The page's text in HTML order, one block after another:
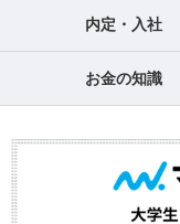
内定・入社
お金の知識